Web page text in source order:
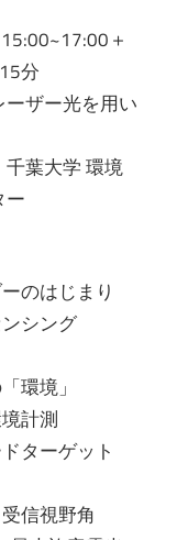
＋
分
ザー光を用い
葉大学 環境
ー
のはじまり
シング
環境」
計測
ターゲット
信視野角